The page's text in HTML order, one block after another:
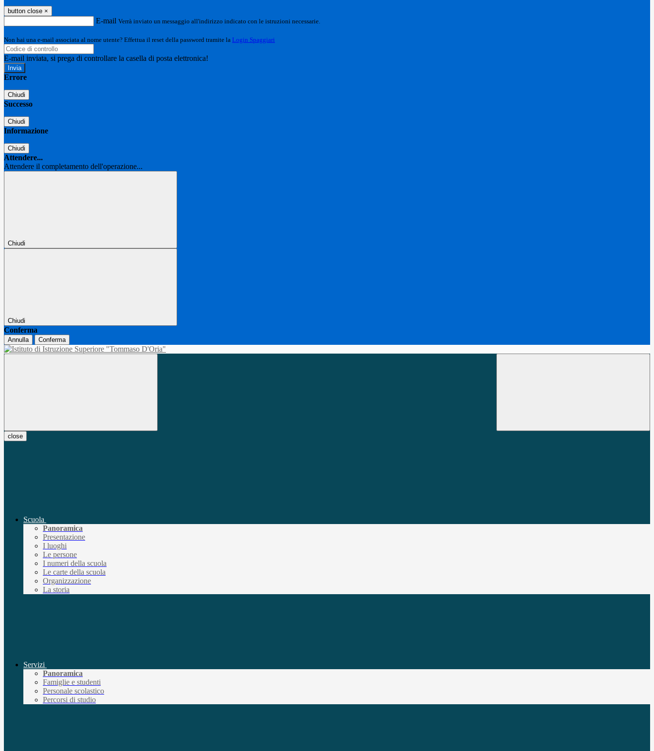
button close ×
E-mail Verrà inviato un messaggio all'indirizzo indicato con le istruzioni necessarie.
Non hai una e-mail associata al nome utente? Effettua il reset della password tramite la Login Spaggiari
E-mail inviata, si prega di controllare la casella di posta elettronica!
Errore
Chiudi
Successo
Chiudi
Informazione
Chiudi
Attendere...
Attendere il completamento dell'operazione...
Chiudi
Chiudi
Conferma
Annulla Conferma
close
Scuola
Panoramica
Presentazione
I luoghi
Le persone
I numeri della scuola
Le carte della scuola
Organizzazione
La storia
Servizi
Panoramica
Famiglie e studenti
Personale scolastico
Percorsi di studio